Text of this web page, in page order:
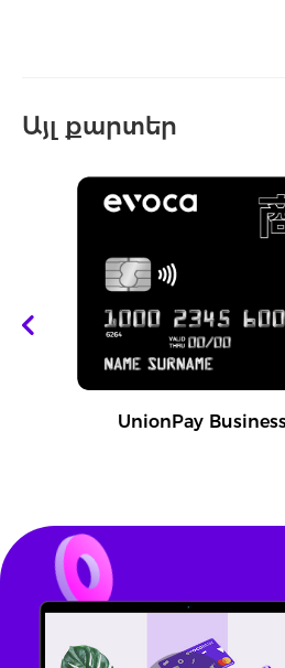
Այլ քարտեր
UnionPay Business Platinum